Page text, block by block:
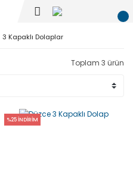
3 Kapaklı Dolaplar
Toplam 3 ürün
%25 İNDİRİM